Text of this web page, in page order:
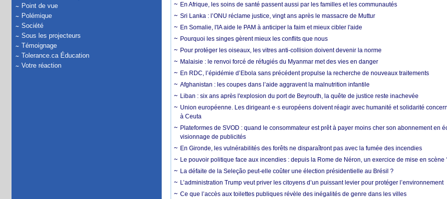
Point de vue
Polémique
Société
Sous les projecteurs
Témoignage
Tolerance.ca Éducation
Votre réaction
En Afrique, les soins de santé passent aussi par les familles et les communautés
Sri Lanka : l’ONU réclame justice, vingt ans après le massacre de Muttur
En Somalie, l'IA aide le PAM à anticiper la faim et mieux cibler l'aide
Pourquoi les singes gèrent mieux les conflits que nous
Pour protéger les oiseaux, les vitres anti-collision doivent devenir la norme
Malaisie : le renvoi forcé de réfugiés du Myanmar met des vies en danger
En RDC, l’épidémie d’Ebola sans précédent propulse la recherche de nouveaux traitements
Afghanistan : les coupes dans l’aide aggravent la malnutrition infantile
Liban : six ans après l'explosion du port de Beyrouth, la quête de justice reste inachevée
Union européenne. Les dirigeant·e·s européens doivent réagir avec humanité et solidarité
à Ceuta
Plateformes de SVOD : quand le consommateur est prêt à payer moins cher son abonnement en
visionnage de publicités
En Gironde, les vulnérabilités des forêts ne disparaîtront pas avec la fumée des incendies
Le pouvoir politique face aux incendies : depuis la Rome de Néron, un exercice de mise en scène
La défaite de la Seleção peut-elle coûter une élection présidentielle au Brésil ?
L’administration Trump veut priver les citoyens d’un puissant levier pour protéger l’environnement
Ce que l’accès aux toilettes publiques révèle des inégalités de genre dans les villes